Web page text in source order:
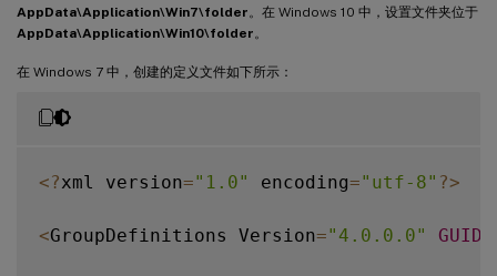
AppData\Application\Win7\folder 。在 Windows 10 中，设置文件夹位于
AppData\Application\Win10\folder 。
在 Windows 7 中，创建的定义文件如下所示：
<?xml version="1.0" encoding="utf-8" ?>
<GroupDefinitions Version="4.0.0.0" GUID